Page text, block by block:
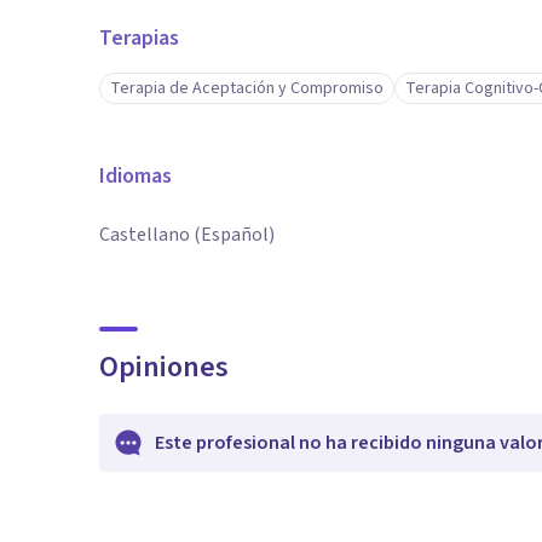
Terapias
Terapia de Aceptación y Compromiso Terapia
Idiomas
Castellano (Español)
Opiniones
Este profesional no ha recibido ninguna